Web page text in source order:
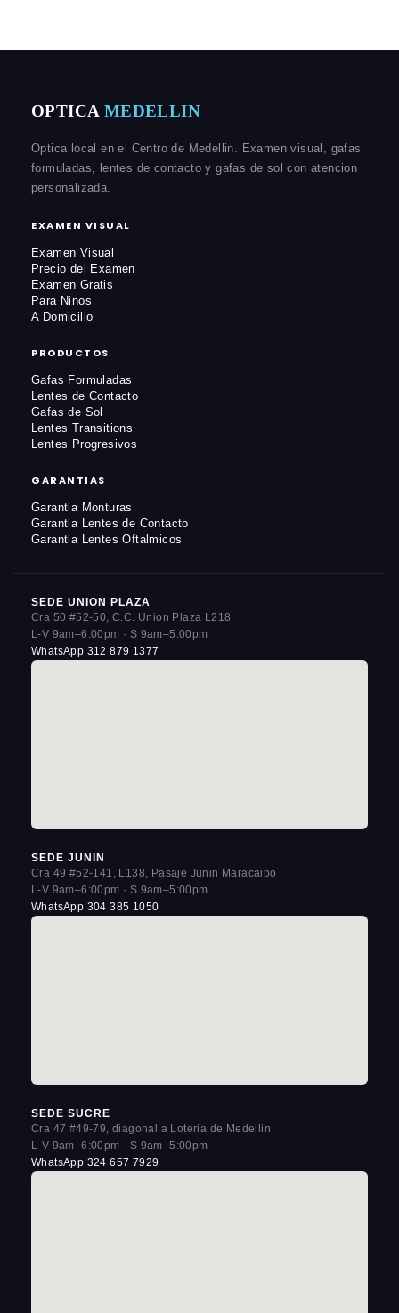
OPTICA MEDELLIN
Optica local en el Centro de Medellin. Examen visual, gafas
formuladas, lentes de contacto y gafas de sol con atencion
personalizada.
EXAMEN VISUAL
Examen Visual
Precio del Examen
Examen Gratis
Para Ninos
A Domicilio
PRODUCTOS
Gafas Formuladas
Lentes de Contacto
Gafas de Sol
Lentes Transitions
Lentes Progresivos
GARANTIAS
Garantia Monturas
Garantia Lentes de Contacto
Garantia Lentes Oftalmicos
SEDE UNION PLAZA
Cra 50 #52-50, C.C. Union Plaza L218
L-V 9am–6:00pm · S 9am–5:00pm
WhatsApp 312 879 1377
SEDE JUNIN
Cra 49 #52-141, L138, Pasaje Junin Maracaibo
L-V 9am–6:00pm · S 9am–5:00pm
WhatsApp 304 385 1050
SEDE SUCRE
Cra 47 #49-79, diagonal a Loteria de Medellin
L-V 9am–6:00pm · S 9am–5:00pm
WhatsApp 324 657 7929